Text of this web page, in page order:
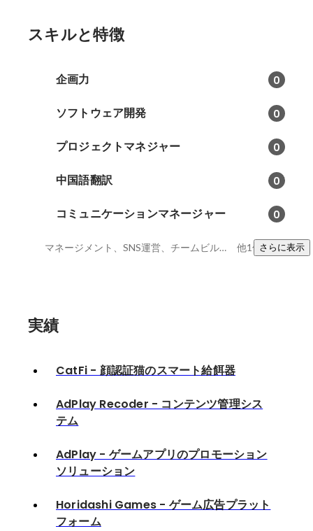
スキルと特徴
企画力 0
ソフトウェア開発 0
プロジェクトマネジャー 0
中国語翻訳 0
コミュニケーションマネージャー 0
マネージメント、SNS運営、チームビルディング 他1件さらに表示
実績
CatFi - 顔認証猫のスマート給餌器
AdPlay Recoder - コンテンツ管理シス
テム
AdPlay - ゲームアプリのプロモーション
ソリューション
Horidashi Games - ゲーム広告プラット
フォーム